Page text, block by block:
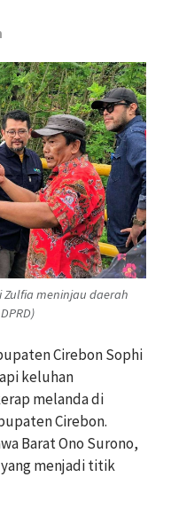
Zulfia meninjau daerah
Cirebon Sophi
keluhan
melanda di
Cirebon.
Barat Ono Surono,
menjadi titik